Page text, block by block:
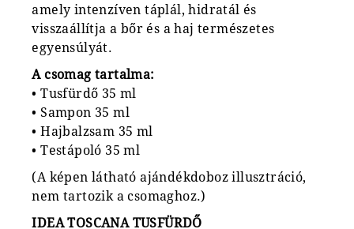
amely intenzíven táplál, hidratál és
visszaállítja a bőr és a haj természetes
egyensúlyát.
A csomag tartalma:
• Tusfürdő 35 ml
• Sampon 35 ml
• Hajbalzsam 35 ml
• Testápoló 35 ml
(A képen látható ajándékdoboz illusztráció,
nem tartozik a csomaghoz.)
IDEA TOSCANA TUSFÜRDŐ